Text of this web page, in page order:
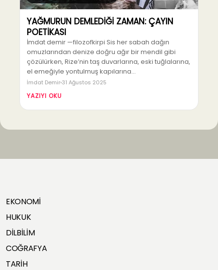
YAĞMURUN DEMLEDİĞİ ZAMAN: ÇAYIN
POETİKASI
İmdat demir —filozofkirpi Sis her sabah dağın
omuzlarından denize doğru ağır bir mendil gibi
çözülürken, Rize’nin taş duvarlarına, eski tuğlalarına,
el emeğiyle yontulmuş kapılarına…
İmdat Demir 31 Ağustos 2025
YAZIYI OKU
EKONOMİ
HUKUK
DİLBİLİM
COĞRAFYA
TARİH